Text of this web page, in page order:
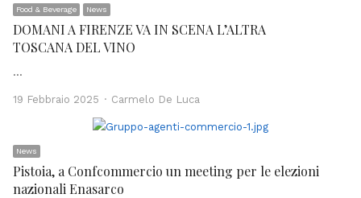
Food & Beverage News
DOMANI A FIRENZE VA IN SCENA L’ALTRA
TOSCANA DEL VINO
…
19 Febbraio 2025 Author
Carmelo De Luca
News
Pistoia, a Confcommercio un meeting per le elezioni
nazionali Enasarco